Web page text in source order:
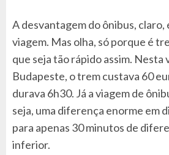
A desvantagem do ônibus, claro,
viagem. Mas olha, só porque é
que seja tão rápido assim. Nesta
Budapeste, o trem custava 60
durava 6h30. Já a viagem de
seja, uma diferença enorme em
para apenas 30 minutos de
inferior.